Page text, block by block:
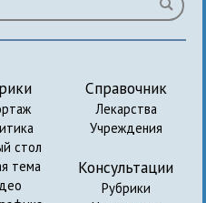
стол
тема
Справочник
Лекарства
Учреждения
Консультации
Рубрики